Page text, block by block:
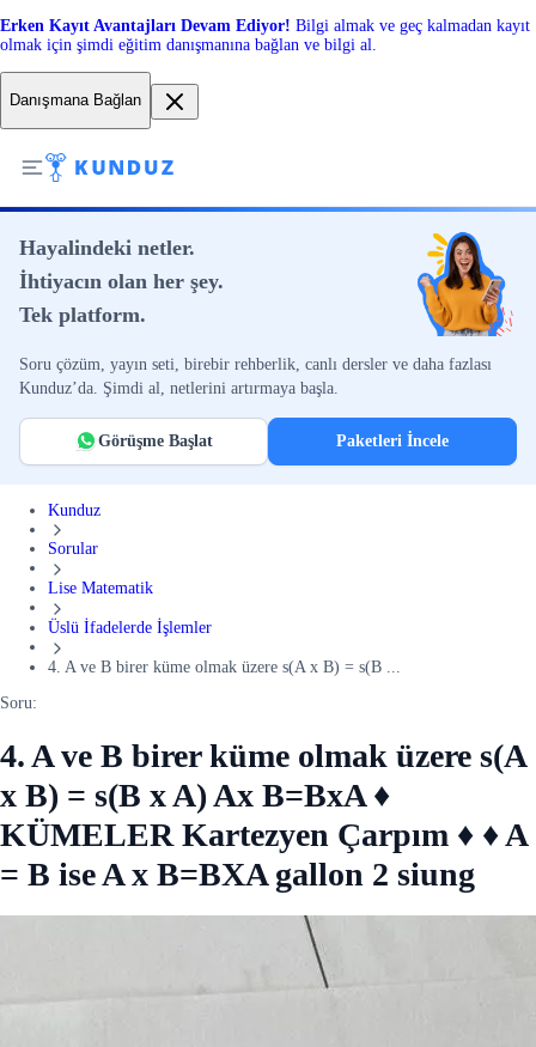
Erken Kayıt Avantajları Devam Ediyor! Bilgi almak ve geç kalmadan kayıt
olmak için şimdi eğitim danışmanına bağlan ve bilgi al.
Danışmana Bağlan
Hayalindeki netler.
İhtiyacın olan her şey.
Tek platform.
Soru çözüm, yayın seti, birebir rehberlik, canlı dersler ve daha fazlası
Kunduz’da. Şimdi al, netlerini artırmaya başla.
Görüşme Başlat Paketleri İncele
Kunduz
Sorular
Lise Matematik
Üslü İfadelerde İşlemler
4. A ve B birer küme olmak üzere s(A x B) = s(B ...
Soru:
4. A ve B birer küme olmak üzere s(A
x B) = s(B x A) Ax B=BxA ♦
KÜMELER Kartezyen Çarpım ♦ ♦ A
= B ise A x B=BXA gallon 2 siung